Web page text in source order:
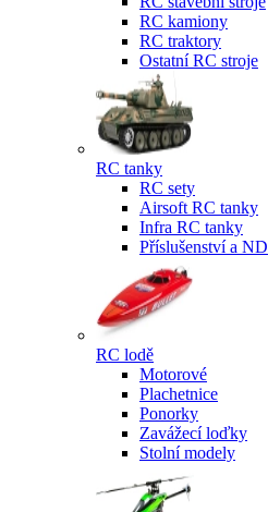
RC kamiony
RC traktory
Ostatní RC stroje
RC tanky
RC sety
Airsoft RC tanky
Infra RC tanky
Příslušenství a ND
RC lodě
Motorové
Plachetnice
Ponorky
Zavážecí loďky
Stolní modely